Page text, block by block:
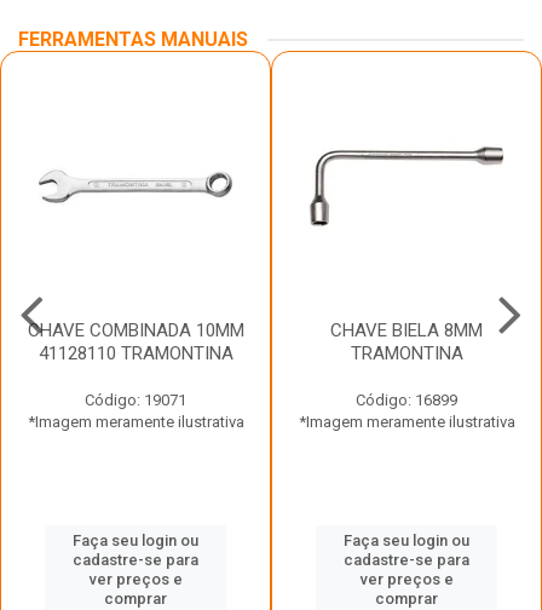
FERRAMENTAS MANUAIS
CHAVE COMBINADA 10MM
41128110 TRAMONTINA
Código: 19071
*Imagem meramente ilustrativa
Faça seu login ou
cadastre-se para
ver preços e
comprar
CHAVE BIELA 8MM
TRAMONTINA
Código: 16899
*Imagem meramente ilustrativa
Faça seu login ou
cadastre-se para
ver preços e
comprar